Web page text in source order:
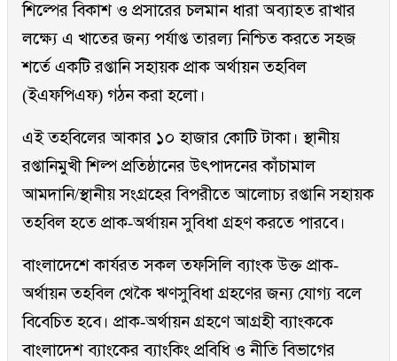
শিল্পের বিকাশ ও প্রসারের চলমান ধারা অব্যাহত রাখার
লক্ষ্যে এ খাতের জন্য পর্যাপ্ত তারল্য নিশ্চিত করতে সহজ
শর্তে একটি রপ্তানি সহায়ক প্রাক অর্থায়ন তহবিল
(ইএফপিএফ) গঠন করা হলো।
এই তহবিলের আকার ১০ হাজার কোটি টাকা। স্থানীয়
রপ্তানিমুখী শিল্প প্রতিষ্ঠানের উৎপাদনের কাঁচামাল
আমদানি/স্থানীয় সংগ্রহের বিপরীতে আলোচ্য রপ্তানি সহায়ক
তহবিল হতে প্রাক-অর্থায়ন সুবিধা গ্রহণ করতে পারবে।
বাংলাদেশে কার্যরত সকল তফসিলি ব্যাংক উক্ত প্রাক-
অর্থায়ন তহবিল থেকৈ ঋণসুবিধা গ্রহণের জন্য যোগ্য বলে
বিবেচিত হবে। প্রাক-অর্থায়ন গ্রহণে আগ্রহী ব্যাংককে
বাংলাদেশ ব্যাংকের ব্যাংকিং প্রবিধি ও নীতি বিভাগের